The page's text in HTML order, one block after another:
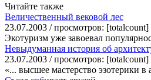
Читайте также
Величественный вековой лес
23.07.2003 / просмотров: [totalcount]
Экотуризм уже завоевал
Невыдуманная история об
23.07.2003 / просмотров: [totalcount]
«... высшее мастерство эзотерики